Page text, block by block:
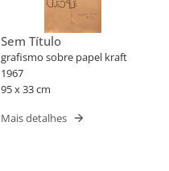
Sem Título
grafismo sobre papel kraft
1967
95 x 33 cm
Mais detalhes